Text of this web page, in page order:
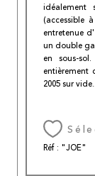
idéalement
(accessible
entretenue
un double
en sous-
entièrement
2005 sur
Réf : "JOE"